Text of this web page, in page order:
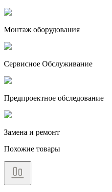
Монтаж оборудования
Сервисное Обслуживание
Предпроектное обследование
Замена и ремонт
Похожие товары